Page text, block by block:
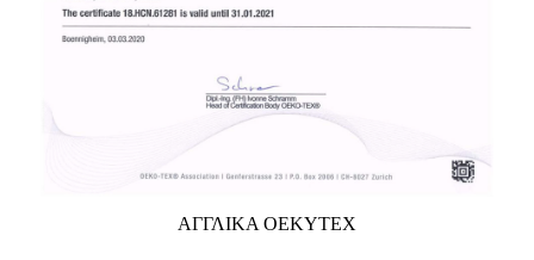
ΑΓΓΛΙΚΑ OEKYTEX